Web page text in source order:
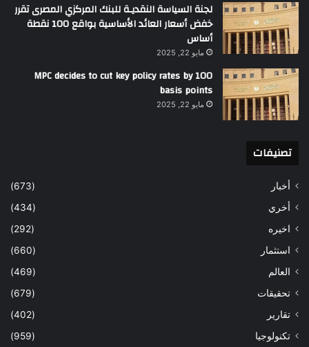
لجنة السياسة النقديـة للبنك المركزي المصرى تقرر
خفض أسعار العائد الأساسية بواقع 100 نقطة
أساس
مايو 22, 2025
MPC decides to cut key policy rates by 100
basis points
مايو 22, 2025
تصنيفات
أخبار
(673)
أخري
(434)
اخيره
(292)
استثمار
(660)
العالم
(469)
تحقيقات
(679)
تقارير
(402)
تكنولوجيا
(959)